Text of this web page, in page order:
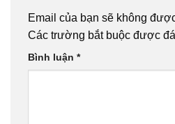
Email của bạn sẽ không
Các trường bắt buộc được
Bình luận *